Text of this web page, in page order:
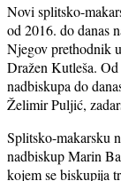
Novi splitsko-
od 2016. do danas
Njegov prethodnik
Dražen Kutleša.
nadbiskupa do
Želimir Puljić,
Splitsko-makarsku
nadbiskup Marin
kojem se biskupija